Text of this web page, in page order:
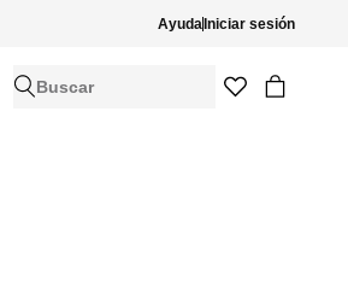
AyudaIniciar sesión
Buscar